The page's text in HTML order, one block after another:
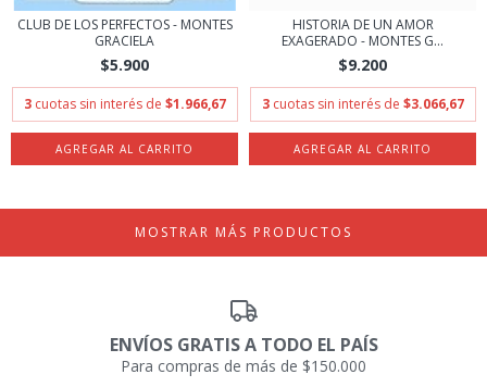
CLUB DE LOS PERFECTOS - MONTES
GRACIELA
$5.900
3 cuotas sin interés de $1.966,67
HISTORIA DE UN AMOR
EXAGERADO - MONTES G...
$9.200
3 cuotas sin interés de $3.066,67
MOSTRAR MÁS PRODUCTOS
ENVÍOS GRATIS A TODO EL PAÍS
Para compras de más de $150.000